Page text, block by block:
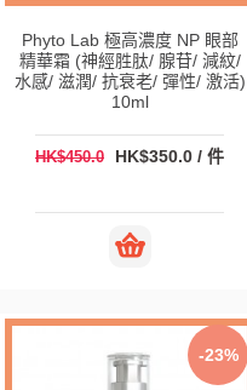
Phyto Lab 極高濃度 NP 眼部
精華霜 (神經胜肽/ 腺苷/ 減紋/
水感/ 滋潤/ 抗衰老/ 彈性/ 激活)
10ml
HK$450.0 HK$350.0 / 件
-23%